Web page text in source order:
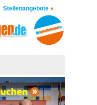
Stellenangebote »